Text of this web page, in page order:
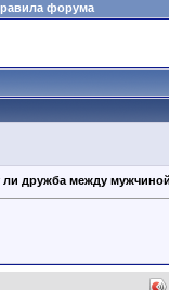
форума
ли дружба между